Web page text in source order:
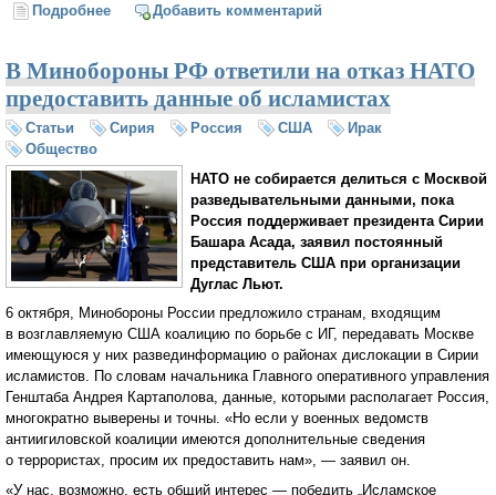
Подробнее о ИГИЛ: Шокировать, напугать, оскорбить, унизить
Добавить комментарий
В Минобороны РФ ответили на отказ НАТО
предоставить данные об исламистах
Статьи Сирия Россия США
Ирак
Общество
НАТО не собирается делиться с Москвой
разведывательными данными, пока
Россия поддерживает президента Сирии
Башара Асада, заявил постоянный
представитель США при организации
Дуглас Льют.
6 октября, Минобороны России предложило странам, входящим
в возглавляемую США коалицию по борьбе с ИГ, передавать Москве
имеющуюся у них развединформацию о районах дислокации в Сирии
исламистов. По словам начальника Главного оперативного управления
Генштаба Андрея Картаполова, данные, которыми располагает Россия,
многократно выверены и точны. «Но если у военных ведомств
антиигиловской коалиции имеются дополнительные сведения
о террористах, просим их предоставить нам», — заявил он.
«У нас, возможно, есть общий интерес — победить „Исламское